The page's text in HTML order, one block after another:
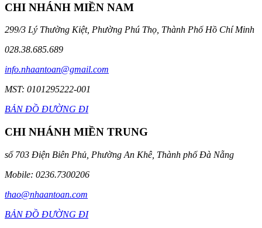
CHI NHÁNH MIỀN NAM
299/3 Lý Thường Kiệt, Phường Phú Thọ, Thành Phố Hồ Chí Minh
028.38.685.689
info.nhaantoan@gmail.com
MST: 0101295222-001
BẢN ĐỒ ĐƯỜNG ĐI
CHI NHÁNH MIỀN TRUNG
số 703 Điện Biên Phủ, Phường An Khê, Thành phố Đà Nẵng
Mobile: 0236.7300206
thao@nhaantoan.com
BẢN ĐỒ ĐƯỜNG ĐI